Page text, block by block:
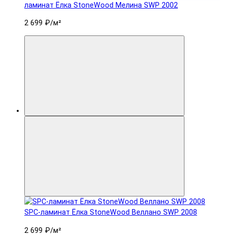
ламинат Ëлка StoneWood Мелина SWP 2002
2 699 ₽/м²
SPC-ламинат Ëлка StoneWood Веллано SWP 2008
2 699 ₽/м²